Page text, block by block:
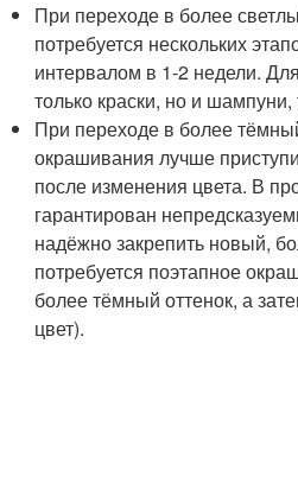
При переходе в более
потребуется нескольких
интервалом в 1-2 недели.
только краски, но и шампуни,
При переходе в более
окрашивания лучше
после изменения цвета. В
гарантирован
надёжно закрепить новый,
потребуется поэтапное
более тёмный оттенок, а
цвет).